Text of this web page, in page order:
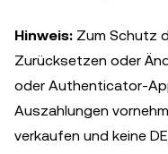
Hinweis: Zum Schutz
Zurücksetzen oder
oder Authenticator-
Auszahlungen
verkaufen und keine